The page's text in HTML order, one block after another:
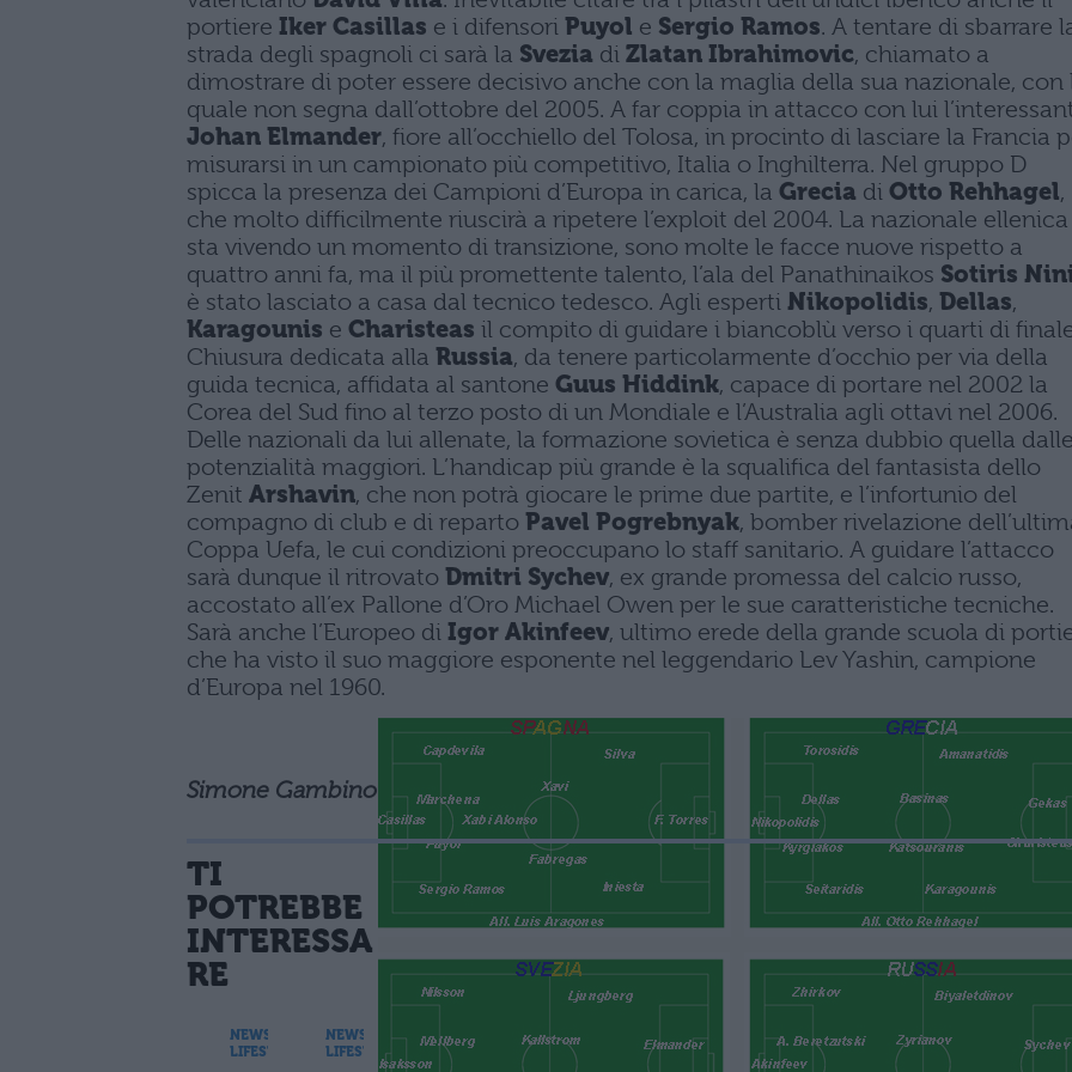
portiere Iker Casillas e i difensori Puyol e Sergio Ramos. A tentare di sbarrare
strada degli spagnoli ci sarà la Svezia di Zlatan Ibrahimovic, chiamato a
dimostrare di poter essere decisivo anche con la maglia della sua nazionale, con
quale non segna dall’ottobre del 2005. A far coppia in attacco con lui
Johan Elmander, fiore all’occhiello del Tolosa, in procinto di lasciare la Francia
misurarsi in un campionato più competitivo, Italia o Inghilterra. Nel gruppo D
spicca la presenza dei Campioni d’Europa in carica, la Grecia di Otto Rehhagel,
che molto difficilmente riuscirà a ripetere l’exploit del 2004. La nazionale ellenica
sta vivendo un momento di transizione, sono molte le facce nuove rispetto a
quattro anni fa, ma il più promettente talento, l’ala del Panathinaikos Sotiris
è stato lasciato a casa dal tecnico tedesco. Agli esperti Nikopolidis, Dellas,
Karagounis e Charisteas il compito di guidare i biancoblù verso i quarti di
Chiusura dedicata alla Russia, da tenere particolarmente d’occhio per via della
guida tecnica, affidata al santone Guus Hiddink, capace di portare nel 2002 la
Corea del Sud fino al terzo posto di un Mondiale e l’Australia agli ottavi nel 2006.
Delle nazionali da lui allenate, la formazione sovietica è senza dubbio quella
potenzialità maggiori. L’handicap più grande è la squalifica del fantasista dello
Zenit Arshavin, che non potrà giocare le prime due partite, e l’infortunio del
compagno di club e di reparto Pavel Pogrebnyak, bomber rivelazione
Coppa Uefa, le cui condizioni preoccupano lo staff sanitario. A guidare l’attacco
sarà dunque il ritrovato Dmitri Sychev, ex grande promessa del calcio russo,
accostato all’ex Pallone d’Oro Michael Owen per le sue caratteristiche tecniche.
Sarà anche l’Europeo di Igor Akinfeev, ultimo erede della grande scuola di
che ha visto il suo maggiore esponente nel leggendario Lev Yashin, campione
d’Europa nel 1960.
Simone Gambino
TI
POTREBBE
INTERESSA
RE
NEWS
LIFESTYLE
NEWS
LIFESTYLE